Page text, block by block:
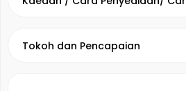
Tokoh dan Pencapaian